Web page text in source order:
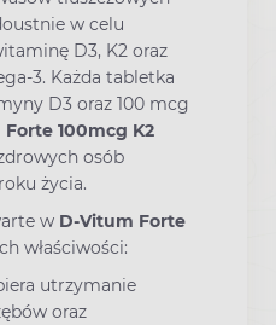
w celu
D3, K2 oraz
3. Każda tabletka
D3 oraz 100 mcg
100mcg K2
osób
życia.
w D-Vitum Forte
właściwości:
utrzymanie
oraz